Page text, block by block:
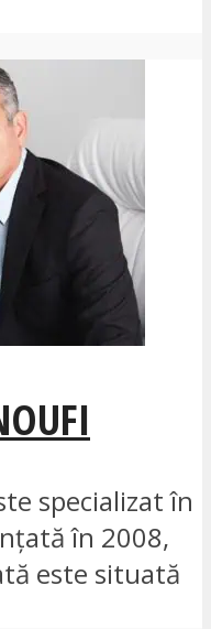
specializat în
în 2008,
este situată